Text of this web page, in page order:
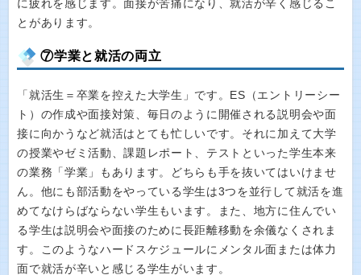
に疲れを感じます。面接が苦痛になり、就活が辛く感じるこ
とがあります。
⑦学業と就活の両立
「就活生＝卒業を控えた大学生」です。ES（エントリーシー
ト）の作成や面接対策、毎日のように開催される説明会や面
接に向かうなど就活はとても忙しいです。それに加えて大学
の授業やゼミ活動、課題レポート、テストといった学生本来
の業務「学業」もあります。どちらも手を抜いてはいけませ
ん。他にも部活動をやっている学生は3つを並行して就活を進
めてなけらばならない学生もいます。また、地方に住んでい
る学生は説明会や面接のために長距離移動を余儀なくされま
す。このようなハードスケジュールにメンタル面または体力
面で就活が辛いと感じる学生がいます。